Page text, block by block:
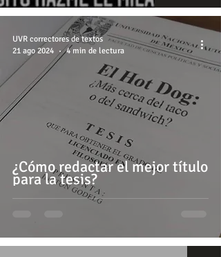
¿Cómo redactar el mejor título
para la tesis?
UVR correctores de textos
21 ago 2024
4 min de lectura